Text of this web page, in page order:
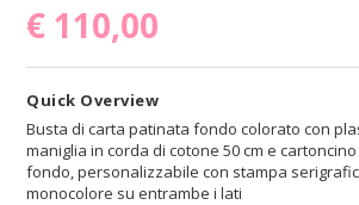
€ 110,00
Quick Overview
Busta di carta patinata fondo colorato con
maniglia in corda di cotone 50 cm e
fondo, personalizzabile con stampa
monocolore su entrambe i lati